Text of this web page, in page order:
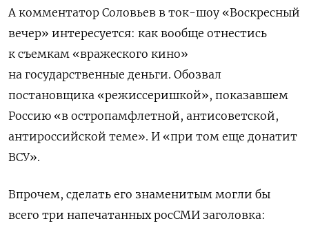
А комментатор Соловьев в ток-шоу «Воскресный
вечер» интересуется: как вообще отнестись
к съемкам «вражеского кино»
на государственные деньги. Обозвал
постановщика «режиссеришкой», показавшем
Россию «в остропамфлетной, антисоветской,
антироссийской теме». И «при том еще донатит
ВСУ».
Впрочем, сделать его знаменитым могли бы
всего три напечатанных росСМИ заголовка: